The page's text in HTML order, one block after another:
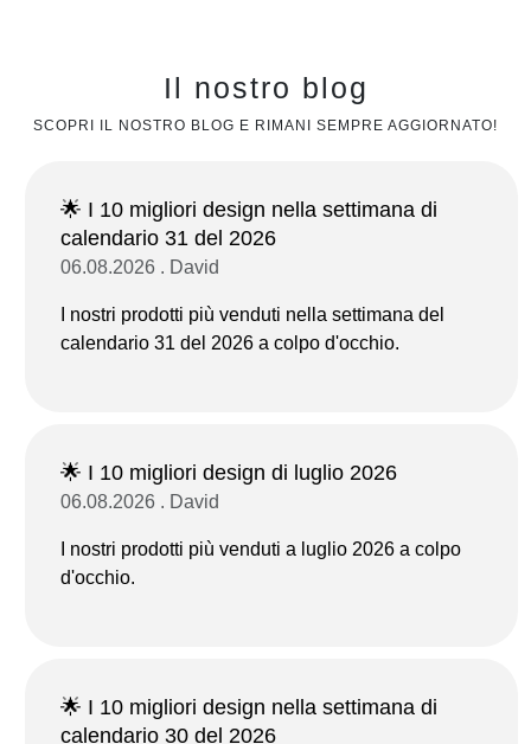
Il nostro blog
SCOPRI IL NOSTRO BLOG E RIMANI SEMPRE AGGIORNATO!
🌟 I 10 migliori design nella settimana di
calendario 31 del 2026
06.08.2026 . David
I nostri prodotti più venduti nella settimana del
calendario 31 del 2026 a colpo d'occhio.
🌟 I 10 migliori design di luglio 2026
06.08.2026 . David
I nostri prodotti più venduti a luglio 2026 a colpo
d'occhio.
🌟 I 10 migliori design nella settimana di
calendario 30 del 2026